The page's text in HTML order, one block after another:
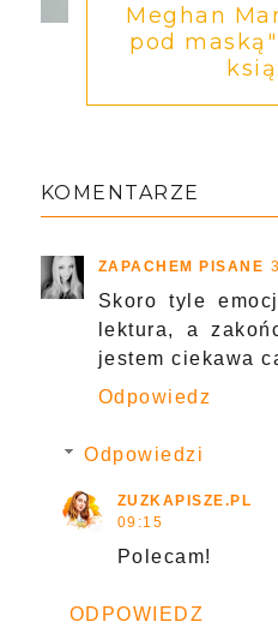
Meghan
pod
KOMENTARZE
ZAPACHEM PISANE
Skoro tyle
lektura, a
jestem ciekawa
Odpowiedz
Odpowiedzi
ZUZKAPISZE.PL
09:15
Polecam!
ODPOWIEDZ